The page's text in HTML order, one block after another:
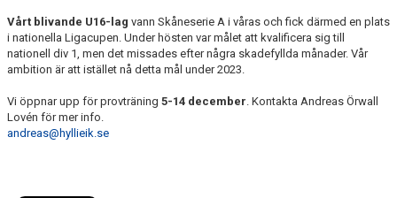
Vårt blivande U16-lag vann Skåneserie A i våras och fick därmed en plats
i nationella Ligacupen. Under hösten var målet att kvalificera sig till
nationell div 1, men det missades efter några skadefyllda månader. Vår
ambition är att istället nå detta mål under 2023.
Vi öppnar upp för provträning 5-14 december. Kontakta Andreas Örwall
Lovén för mer info.
andreas@hyllieik.se